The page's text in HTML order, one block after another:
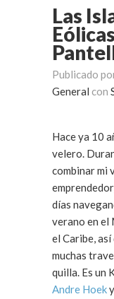
Las
Publicado
General con
Hace ya 10
velero.
combinar mi
días
verano en el
el Caribe,
muchas
quilla. Es un
Andre Hoek